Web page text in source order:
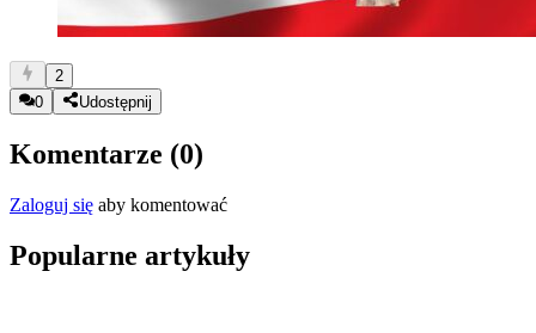
2
0
Udostępnij
Komentarze (0)
Zaloguj się aby komentować
Popularne artykuły